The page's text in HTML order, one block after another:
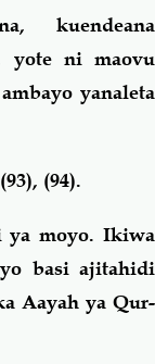
kuendeana
yote ni maovu
yanaleta
(94).
ya moyo. Ikiwa
basi ajitahidi
Aayah ya Qur-